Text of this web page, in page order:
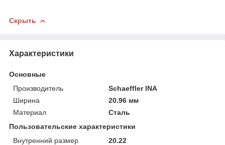
Скрыть
Характеристики
Основные
Производитель
Schaeffler INA
Ширина
20.96 мм
Материал
Сталь
Пользовательские характеристики
Внутренний размер
20.22